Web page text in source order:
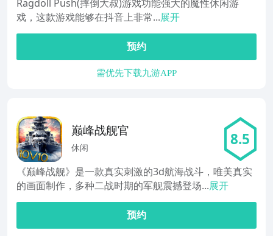
Ragdoll Push(摔倒大叔)游戏功能强大的魔性休闲游
戏，这款游戏能够在抖音上非常...展开
预约
需优先下载九游APP
巅峰战舰官
休闲 8.5
《巅峰战舰》是一款真实刺激的3d航海战斗，唯美真实
的画面制作，多种二战时期的军舰震撼登场...展开
预约